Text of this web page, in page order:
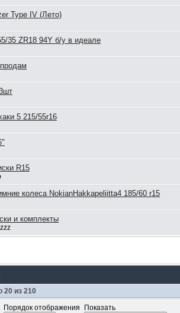
Type IV (Лето)
35 ZR18 94Y б/у в идеале
5 215/55r16
R15
колеса NokianHakkapeliitta4 185/60 r15
и комплекты
20 из 210
Порядок отображения Показать